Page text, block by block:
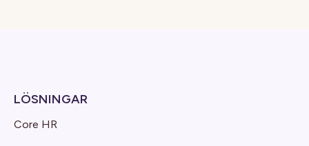
LÖSNINGAR
Core HR